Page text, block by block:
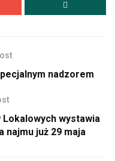
nadzorem
wystawia
najmu już 29 maja